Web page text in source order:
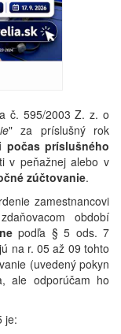
č. 595/2003 Z. z. o
" za príslušný rok
počas príslušného
v peňažnej alebo v
zúčtovanie.
zamestnancovi
období
podľa § 5 ods. 7
na r. 05 až 09 tohto
(uvedený pokyn
ale odporúčam ho
je: